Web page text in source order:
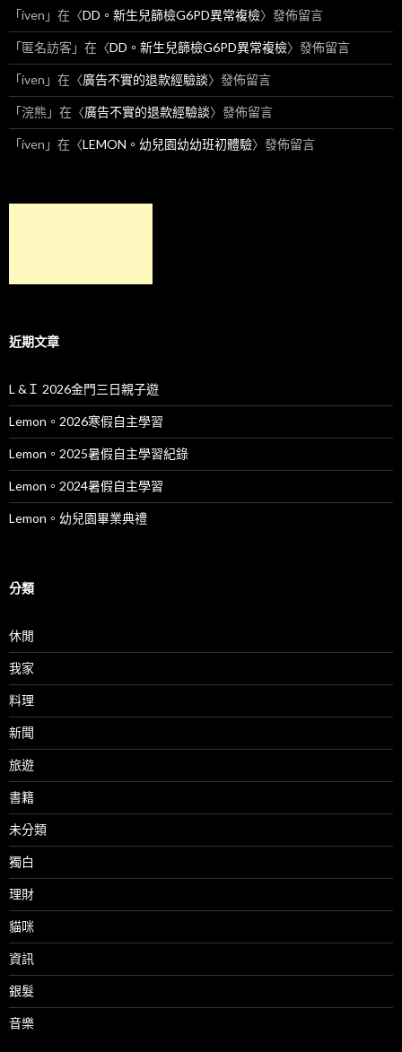
「iven 」在〈DD。新生兒篩檢G6PD異常複檢〉發佈留言
「匿名訪客」在〈DD。新生兒篩檢G6PD異常複檢〉發佈留言
「iven 」在〈廣告不實的退款經驗談〉發佈留言
「浣熊 」在〈廣告不實的退款經驗談〉發佈留言
「iven 」在〈LEMON。幼兒園幼幼班初體驗〉發佈留言
近期文章
L &Ｉ 2026金門三日親子遊
Lemon。2026寒假自主學習
Lemon。2025暑假自主學習紀錄
Lemon。2024暑假自主學習
Lemon。幼兒園畢業典禮
分類
休閒
我家
料理
新聞
旅遊
書籍
未分類
獨白
理財
貓咪
資訊
銀髮
音樂